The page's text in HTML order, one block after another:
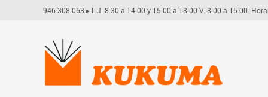
946 308 063 ▸ L-J: 8:30 a 14:00 y 15:00 a 18:00 V: 8:00 a 15:00.